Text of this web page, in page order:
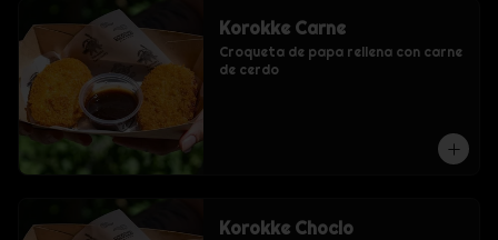
Korokke Carne
Croqueta de papa rellena con carne
de cerdo
Korokke Choclo